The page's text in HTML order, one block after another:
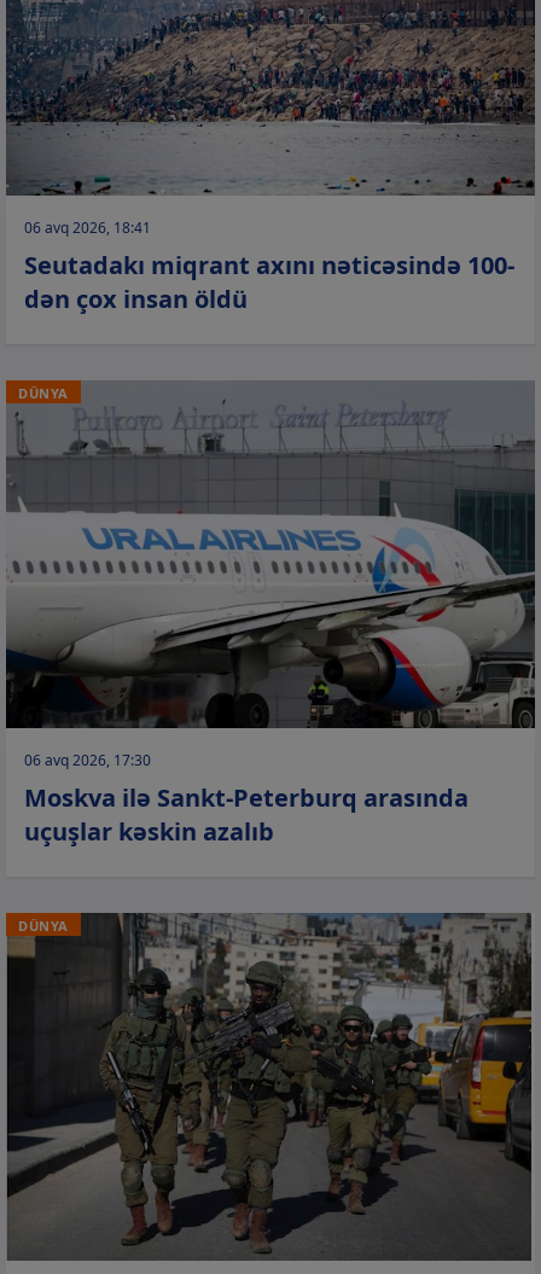
06 avq 2026, 18:41
Seutadakı miqrant axını nəticəsində 100-
dən çox insan öldü
DÜNYA
06 avq 2026, 17:30
Moskva ilə Sankt-Peterburq arasında
uçuşlar kəskin azalıb
DÜNYA